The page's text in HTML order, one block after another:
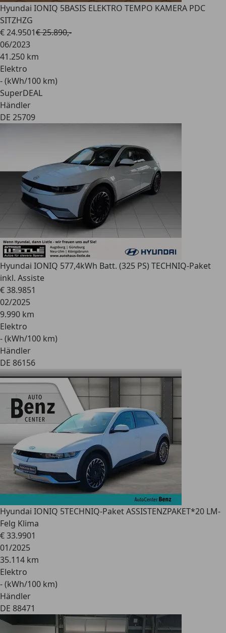
Hyundai IONIQ 5BASIS ELEKTRO TEMPO KAMERA PDC
SITZHZG
€ 24.9501€ 25.890,-
06/2023
41.250 km
Elektro
- (kWh/100 km)
SuperDEAL
Händler
DE 25709
Hyundai IONIQ 577,4kWh Batt. (325 PS) TECHNIQ-Paket
inkl. Assiste
€ 38.9851
02/2025
9.990 km
Elektro
- (kWh/100 km)
Händler
DE 86156
Hyundai IONIQ 5TECHNIQ-Paket ASSISTENZPAKET*20 LM-
Felg Klima
€ 33.9901
01/2025
35.114 km
Elektro
- (kWh/100 km)
Händler
DE 88471